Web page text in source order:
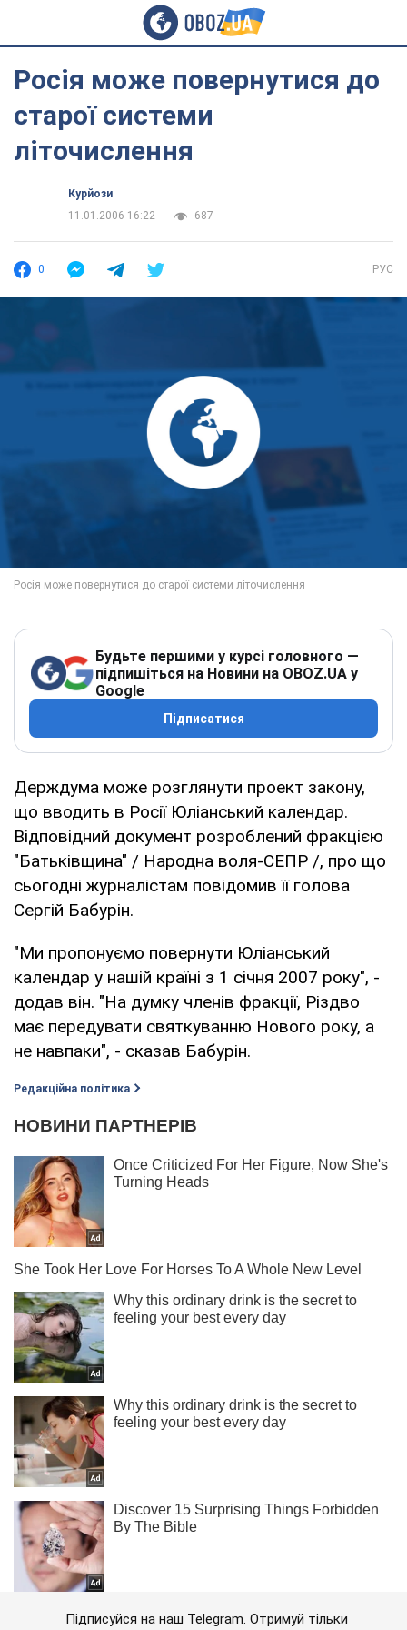
Росія може повернутися до
старої системи
літочислення
Курйози
11.01.2006 16:22
687
0 РУС
Будьте першими у курсі головного —
підпишіться на Новини на OBOZ.UA у
Google
Підписатися
Держдума може розглянути проект закону,
що вводить в Росії Юліанський календар.
Відповідний документ розроблений фракцією
"Батьківщина" / Народна воля-СЕПР /, про що
сьогодні журналістам повідомив її голова
Сергій Бабурін.
"Ми пропонуємо повернути Юліанський
календар у нашій країні з 1 січня 2007 року", -
додав він. "На думку членів фракції, Різдво
має передувати святкуванню Нового року, а
не навпаки", - сказав Бабурін.
Редакційна політика
Підписуйся на наш Telegram. Отримуй тільки